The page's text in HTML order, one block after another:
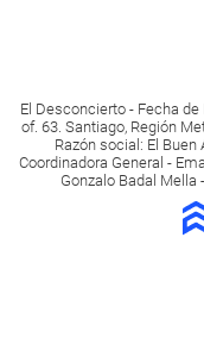
El Desconcierto - Fecha
of. 63. Santiago, Región
Razón social: El
Coordinadora General -
Gonzalo Badal Mella